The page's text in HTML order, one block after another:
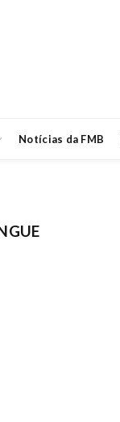
Notícias da FMB